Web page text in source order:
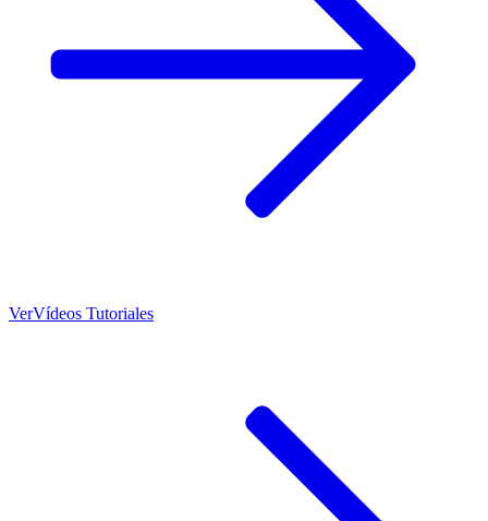
VerVídeos Tutoriales